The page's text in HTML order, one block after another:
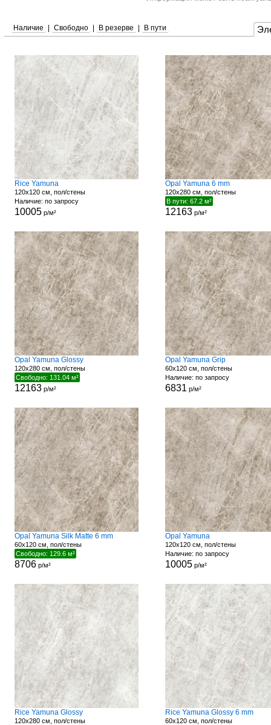
Наличие Свободно В резерве В пути
Rice Yamuna
120x120 см, пол/стены
Наличие: по запросу
10005р/м²
Opal Yamuna 6 mm
120x280 см, пол/стены
В пути: 67.2 м²
12163р/м²
Opal Yamuna Glossy
120x280 см, пол/стены
Свободно: 131.04 м²
12163р/м²
Opal Yamuna Grip
60x120 см, пол/стены
Наличие: по запросу
6831 р/м²
Opal Yamuna Silk Matte 6 mm
60x120 см, пол/стены
Свободно: 129.6 м²
8706р/м²
Opal Yamuna
120x120 см, пол/стены
Наличие: по запросу
10005р/м²
Rice Yamuna Glossy
120x280 см, пол/стены
Rice Yamuna Glossy 6 mm
60x120 см, пол/стены